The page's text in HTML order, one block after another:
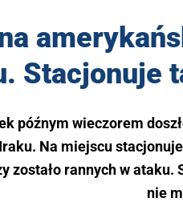
Stacjonuje
późnym wieczorem
Na miejscu
zostało rannych w ataku.
nie